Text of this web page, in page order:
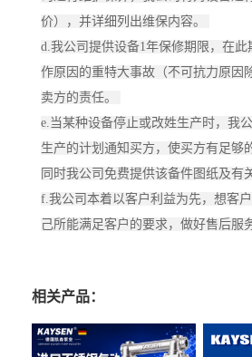
价），并详细列出维保内容。
d.我公司提供设备1年保修期限，在
作原因的重特大事故（不可抗力原因
卖方的责任。
e.当某种设备停止或改姓生产时，我
生产的计划通知买方，使买方有足够
同时我公司免费提供该备件图纸及有
f.我公司本着以客户利益为先，想客
己所能满足客户的要求，做好售后服
相关产品：